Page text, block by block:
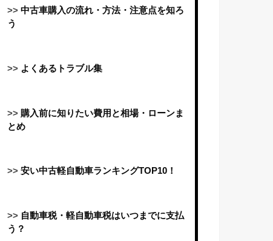
>> 中古車購入の流れ・方法・注意点を知ろ
う
>> よくあるトラブル集
>> 購入前に知りたい費用と相場・ローンま
とめ
>> 安い中古軽自動車ランキングTOP10！
>> 自動車税・軽自動車税はいつまでに支払
う？